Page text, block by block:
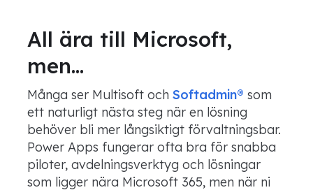
All ära till Microsoft,
men…
Många ser Multisoft ochSoftadmin® som
ett naturligt nästa steg när en lösning
behöver bli mer långsiktigt förvaltningsbar.
Power Apps fungerar ofta bra för snabba
piloter, avdelningsverktyg och lösningar
som ligger nära Microsoft 365, men när ni